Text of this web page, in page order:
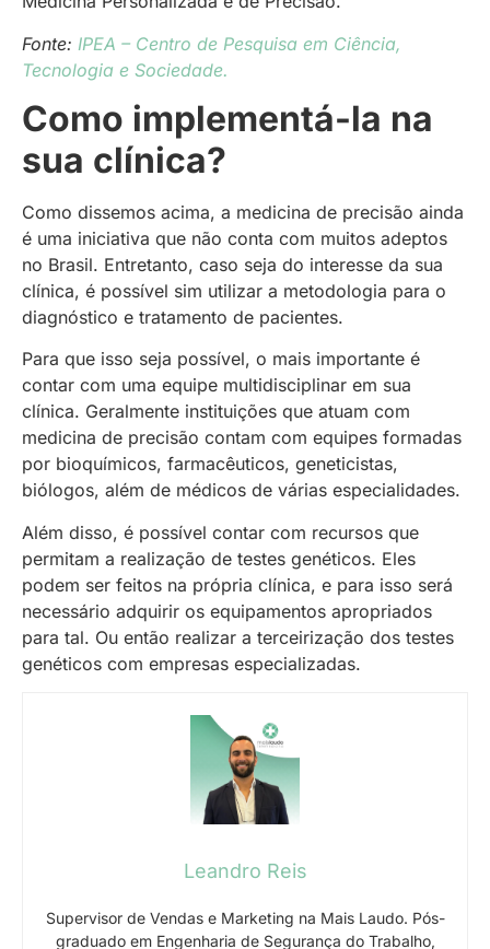
Fonte: IPEA – Centro de Pesquisa em Ciência,
Tecnologia e Sociedade.
Como implementá-la na
sua clínica?
Como dissemos acima, a medicina de precisão ainda
é uma iniciativa que não conta com muitos adeptos
no Brasil. Entretanto, caso seja do interesse da sua
clínica, é possível sim utilizar a metodologia para o
diagnóstico e tratamento de pacientes.
Para que isso seja possível, o mais importante é
contar com uma equipe multidisciplinar em sua
clínica. Geralmente instituições que atuam com
medicina de precisão contam com equipes formadas
por bioquímicos, farmacêuticos, geneticistas,
biólogos, além de médicos de várias especialidades.
Além disso, é possível contar com recursos que
permitam a realização de testes genéticos. Eles
podem ser feitos na própria clínica, e para isso será
necessário adquirir os equipamentos apropriados
para tal. Ou então realizar a terceirização dos testes
genéticos com empresas especializadas.
Leandro Reis
Supervisor de Vendas e Marketing na Mais Laudo. Pós-
graduado em Engenharia de Segurança do Trabalho,